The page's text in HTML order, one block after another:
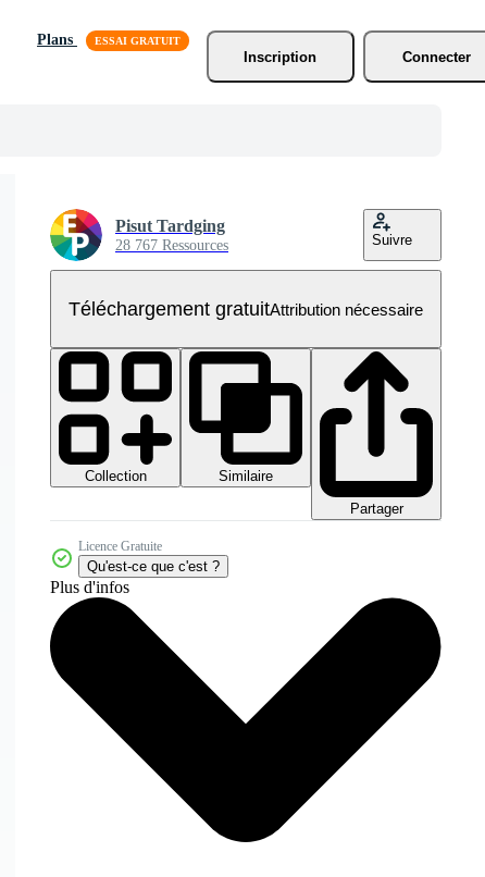
Plans
Inscription
Connecter
Pisut Tardging
28 767 Ressources Suivre
Téléchargement gratuitAttribution nécessaire
Collection
Similaire
Partager
Licence Gratuite
Qu'est-ce que c'est ?
Plus d'infos